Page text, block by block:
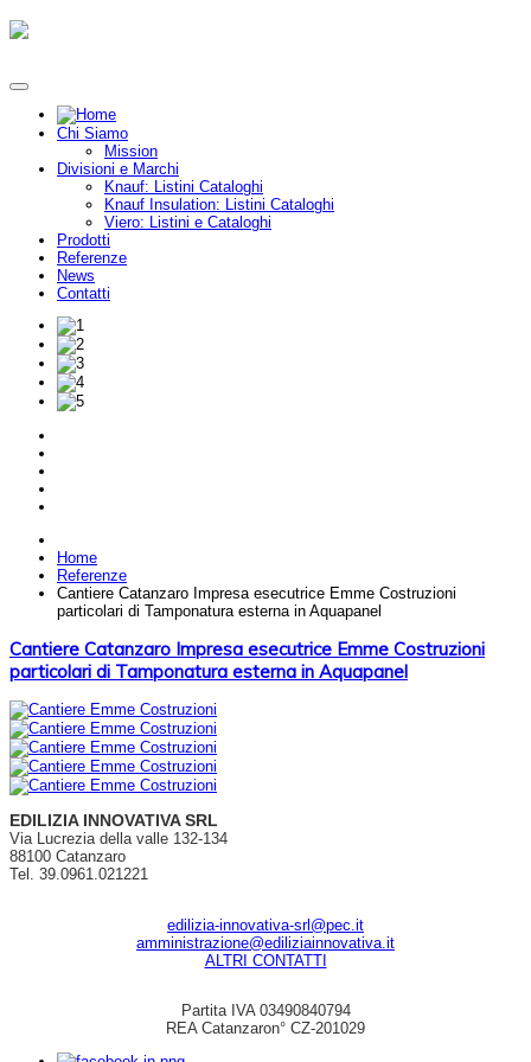
Chi Siamo
Mission
Divisioni e Marchi
Knauf: Listini Cataloghi
Knauf Insulation: Listini Cataloghi
Viero: Listini e Cataloghi
Prodotti
Referenze
News
Contatti
Home
Referenze
Cantiere Catanzaro Impresa esecutrice Emme Costruzioni
particolari di Tamponatura esterna in Aquapanel
Cantiere Catanzaro Impresa esecutrice Emme Costruzioni
particolari di Tamponatura esterna in Aquapanel
EDILIZIA INNOVATIVA SRL
Via Lucrezia della valle 132-134
88100 Catanzaro
Tel. 39.0961.021221
edilizia-innovativa-srl@pec.it
amministrazione@ediliziainnovativa.it
ALTRI CONTATTI
Partita IVA 03490840794
REA Catanzaron° CZ-201029